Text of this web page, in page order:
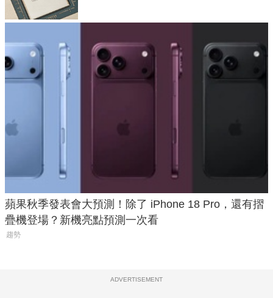
蘋果秋季發表會大預測！除了 iPhone 18 Pro，還有摺
疊機登場？新機亮點預測一次看
趨勢
ADVERTISEMENT